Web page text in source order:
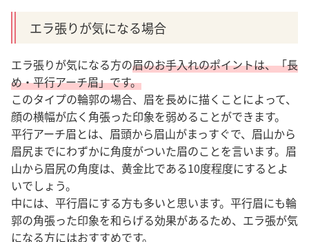
エラ張りが気になる場合
エラ張りが気になる方の眉のお手入れのポイントは、「長
め・平行アーチ眉」です。
このタイプの輪郭の場合、眉を長めに描くことによって、
顔の横幅が広く角張った印象を弱めることができます。
平行アーチ眉とは、眉頭から眉山がまっすぐで、眉山から
眉尻までにわずかに角度がついた眉のことを言います。 眉
山から眉尻の角度は、黄金比である10度程度にするとよ
いでしょう。
中には、平行眉にする方も多いと思います。平行眉にも輪
郭の角張った印象を和らげる効果があるため、エラ張が気
になる方にはおすすめです。